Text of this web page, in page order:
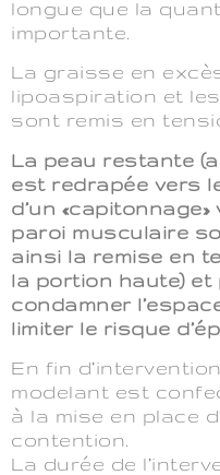
longue que la
importante.
La graisse en
lipoaspiration et
sont remis en
La peau restante
est redrapée vers
d’un
paroi musculaire
ainsi la remise en
la portion haute) et
condamner
limiter le risque
En fin
modelant est
à la mise en place
contention.
La durée de